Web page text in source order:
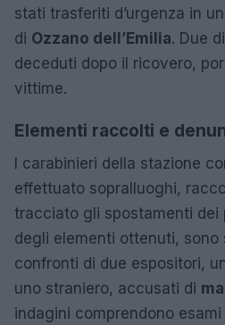
stati trasferiti d’urgenza in
di Ozzano dell’Emilia. Due
deceduti dopo il ricovero,
vittime.
Elementi raccolti e
I carabinieri della stazione
effettuato sopralluoghi,
tracciato gli spostamenti dei
degli elementi ottenuti,
confronti di due espositori,
uno straniero, accusati di
indagini comprendono